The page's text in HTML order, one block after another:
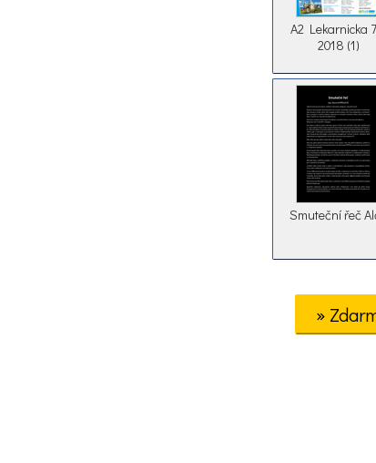
A2 Lekarnicka
2018 (1)
Smuteční řeč
»